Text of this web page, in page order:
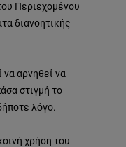
Περιεχομένου
διανοητικής
να αρνηθεί να
στιγμή το
λόγο.
χρήση του